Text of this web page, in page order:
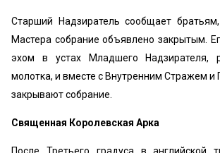
Старший Надзиратель сообщает
Мастера собрание объявлено закрытым.
эхом в устах Младшего Надзирателя,
молотка, и вместе с Внутренним Стражем и
закрывают собрание.
Священная Королевская Арка